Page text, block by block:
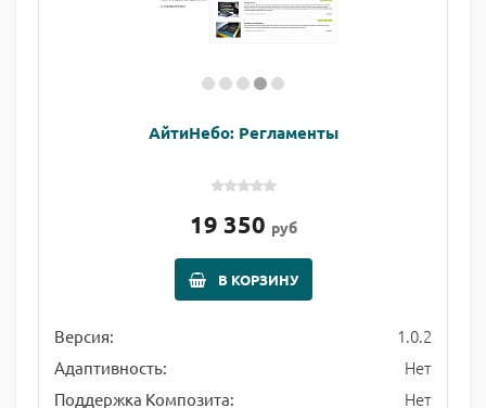
АйтиНебо: Регламенты
19 350 руб
В КОРЗИНУ
Версия: 1.0.2
Адаптивность: Нет
Поддержка Композита: Нет